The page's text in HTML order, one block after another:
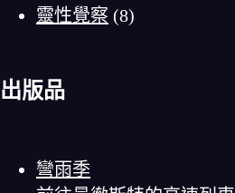
靈性覺察 (8)
出版品
彎雨季